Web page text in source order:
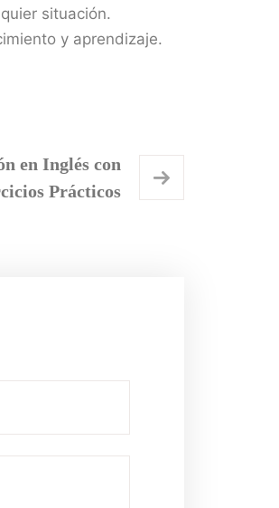
situación.
y aprendizaje.
en Inglés con
Prácticos